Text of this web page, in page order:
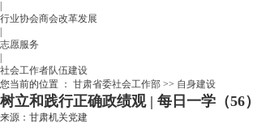
行业协会商会改革发展
志愿服务
社会工作者队伍建设
您当前的位置 ： 甘肃省委社会工作部 >> 自身建设
树立和践行正确政绩观 | 每日一学（56）
来源：甘肃机关党建